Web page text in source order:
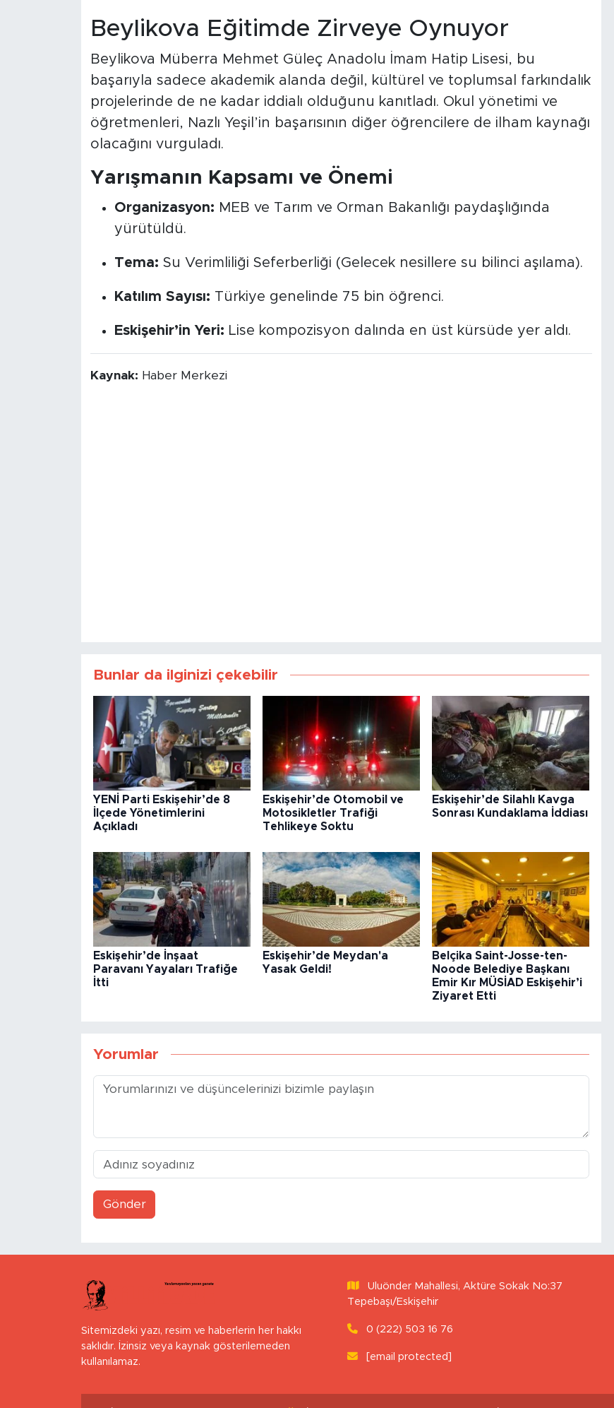
Beylikova Eğitimde Zirveye Oynuyor
Beylikova Müberra Mehmet Güleç Anadolu İmam Hatip Lisesi, bu
başarıyla sadece akademik alanda değil, kültürel ve toplumsal farkındalık
projelerinde de ne kadar iddialı olduğunu kanıtladı. Okul yönetimi ve
öğretmenleri, Nazlı Yeşil’in başarısının diğer öğrencilere de ilham kaynağı
olacağını vurguladı.
Yarışmanın Kapsamı ve Önemi
Organizasyon: MEB ve Tarım ve Orman Bakanlığı paydaşlığında
yürütüldü.
Tema: Su Verimliliği Seferberliği (Gelecek nesillere su bilinci aşılama).
Katılım Sayısı: Türkiye genelinde 75 bin öğrenci.
Eskişehir’in Yeri: Lise kompozisyon dalında en üst kürsüde yer aldı.
Kaynak: Haber Merkezi
Bunlar da ilginizi çekebilir
YENİ Parti Eskişehir’de 8
İlçede Yönetimlerini
Açıkladı
Eskişehir’de Otomobil ve
Motosikletler Trafiği
Tehlikeye Soktu
Eskişehir’de Silahlı Kavga
Sonrası Kundaklama İddiası
Eskişehir’de İnşaat
Paravanı Yayaları Trafiğe
İtti
Eskişehir’de Meydan'a
Yasak Geldi!
Belçika Saint-Josse-ten-
Noode Belediye Başkanı
Emir Kır MÜSİAD Eskişehir’i
Ziyaret Etti
Yorumlar
Gönder
Sitemizdeki yazı, resim ve haberlerin her hakkı
saklıdır. İzinsiz veya kaynak gösterilemeden
kullanılamaz.
Uluönder Mahallesi, Aktüre Sokak No:37
Tepebaşı/Eskişehir
0 (222) 503 16 76
[email protected]